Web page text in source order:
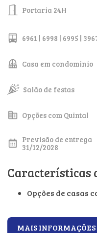
Portaria 24H
6961 | 6998 | 6995 |
Casa em condominio
Salão de festas
Opções com Quintal
Previsão de entrega
31/12/2028
Características
Opções de casas
MAIS INFORMAÇÕES